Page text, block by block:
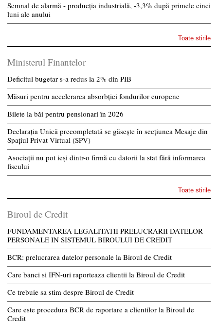
Semnal de alarmă - producția industrială, -3,3% după primele cinci
luni ale anului
Toate stirile
Ministerul Finantelor
Deficitul bugetar s-a redus la 2% din PIB
Măsuri pentru accelerarea absorbției fondurilor europene
Bilete la băi pentru pensionari în 2026
Declarația Unică precompletată se găsește în secțiunea Mesaje din
Spațiul Privat Virtual (SPV)
Asociații nu pot ieși dintr-o firmă cu datorii la stat fără informarea
fiscului
Toate stirile
Biroul de Credit
FUNDAMENTAREA LEGALITATII PRELUCRARII DATELOR
PERSONALE IN SISTEMUL BIROULUI DE CREDIT
BCR: prelucrarea datelor personale la Biroul de Credit
Care banci si IFN-uri raporteaza clientii la Biroul de Credit
Ce trebuie sa stim despre Biroul de Credit
Care este procedura BCR de raportare a clientilor la Biroul de
Credit